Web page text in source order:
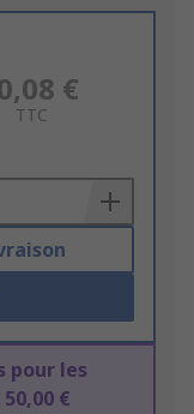
€
TTC
pour les
€